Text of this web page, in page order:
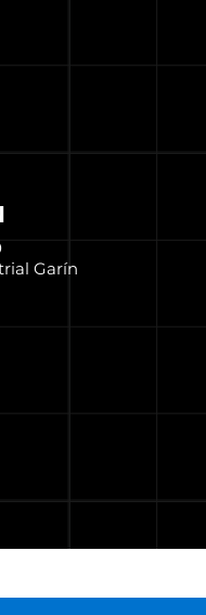
Garín